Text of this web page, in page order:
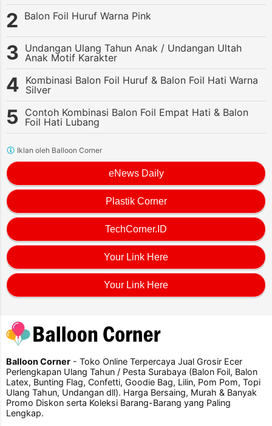
Balon Foil Huruf Warna Pink
Undangan Ulang Tahun Anak / Undangan Ultah
Anak Motif Karakter
Kombinasi Balon Foil Huruf & Balon Foil Hati Warna
Silver
Contoh Kombinasi Balon Foil Empat Hati & Balon
Foil Hati Lubang
eNews Daily
Plastik Corner
TechCorner.ID
Your Link Here
Your Link Here
Iklan oleh Balloon Corner
Balloon Corner - Toko Online Terpercaya Jual Grosir Ecer
Perlengkapan Ulang Tahun / Pesta Surabaya (Balon Foil, Balon
Latex, Bunting Flag, Confetti, Goodie Bag, Lilin, Pom Pom, Topi
Ulang Tahun, Undangan dll). Harga Bersaing, Murah & Banyak
Promo Diskon serta Koleksi Barang-Barang yang Paling
Lengkap.